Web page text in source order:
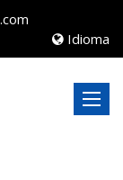
Idioma